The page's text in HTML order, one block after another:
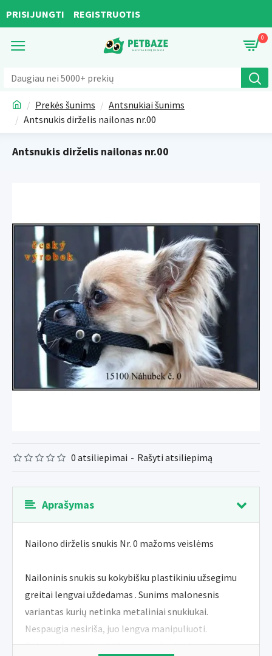
PRISIJUNGTI REGISTRUOTIS
0
Prekės šunims
Antsnukiai šunims
Antsnukis dirželis nailonas nr.00
Antsnukis dirželis nailonas nr.00
0 atsiliepimai - Rašyti atsiliepimą
Aprašymas
Nailono dirželis snukis Nr. 0 mažoms veislėms
Nailoninis snukis su kokybišku plastikiniu užsegimu
greitai lengvai uždedamas . Sunims malonesnis
variantas kurių netinka metaliniai snukiukai.
Nespaugia nesiriša, juo lengva manipuliuoti.
Dėka mažo svorio ir laikamumo jūs visada galite